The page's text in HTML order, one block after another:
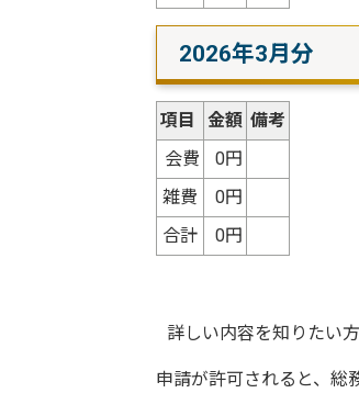
2026年3月分
項目 金額 備考
会費
0円
雑費
0円
合計
0円
詳しい内容を知りたい
申請が許可されると、総